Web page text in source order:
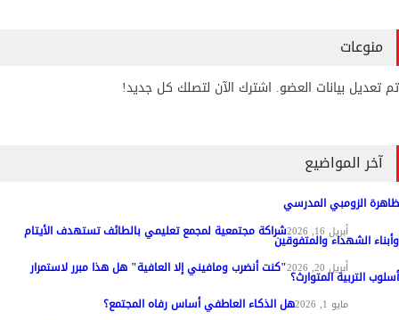
منوعات
تم تعديل بيانات العضو. اشترك الآن لتصلك كل جديد!
آخر المواضيع
ظاهرة الزومبي المدرسي
مواد عامة أبريل 16, 2026 شراكة مجتمعية لمجمع تعليمي بالطائف تستهدف الأيتاموأبناء الشهداء والمتفوقين
مواد عامة أبريل 20, 2026 "كنت أنضرب ومافيني إلا العافية" هل هذا مبرر لاستمرار أسلوب التربية المتوارث؟
مايو 1, 2026 هل الذكاء العاطفي أساس رفاه المجتمع؟